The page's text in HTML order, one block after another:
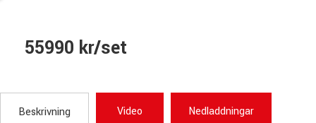
55990 kr/set
Beskrivning Video Nedladdningar